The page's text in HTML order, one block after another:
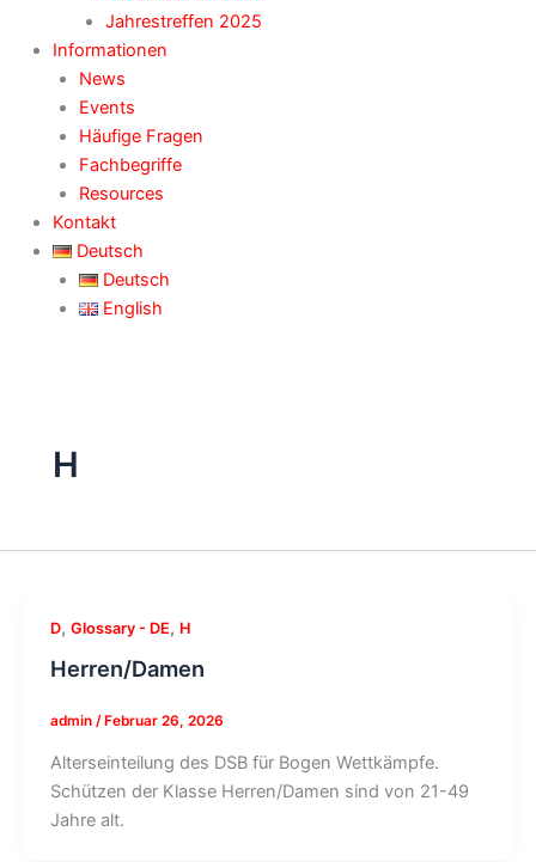
Jahrestreffen 2025
Informationen
News
Events
Häufige Fragen
Fachbegriffe
Resources
Kontakt
Deutsch
Deutsch
English
H
D, Glossary - DE, H
Herren/Damen
admin /Februar 26, 2026
Alterseinteilung des DSB für Bogen Wettkämpfe.
Schützen der Klasse Herren/Damen sind von 21-49
Jahre alt.